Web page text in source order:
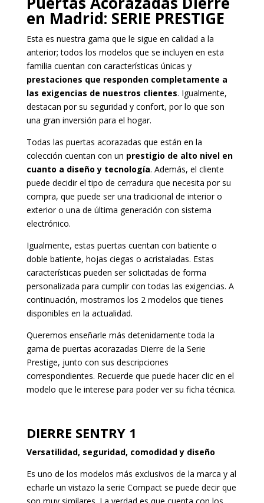
en Madrid: SERIE PRESTIGE
Esta es nuestra gama que le sigue en calidad a la
anterior; todos los modelos que se incluyen en esta
familia cuentan con características únicas y
prestaciones que responden completamente a
las exigencias de nuestros clientes. Igualmente,
destacan por su seguridad y confort, por lo que son
una gran inversión para el hogar.
Todas las puertas acorazadas que están en la
colección cuentan con un prestigio de alto nivel en
cuanto a diseño y tecnología. Además, el cliente
puede decidir el tipo de cerradura que necesita por su
compra, que puede ser una tradicional de interior o
exterior o una de última generación con sistema
electrónico.
Igualmente, estas puertas cuentan con batiente o
doble batiente, hojas ciegas o acristaladas. Estas
características pueden ser solicitadas de forma
personalizada para cumplir con todas las exigencias. A
continuación, mostramos los 2 modelos que tienes
disponibles en la actualidad.
Queremos enseñarle más detenidamente toda la
gama de puertas acorazadas Dierre de la Serie
Prestige, junto con sus descripciones
correspondientes. Recuerde que puede hacer clic en el
modelo que le interese para poder ver su ficha técnica.
DIERRE SENTRY 1
Versatilidad, seguridad, comodidad y diseño
Es uno de los modelos más exclusivos de la marca y al
echarle un vistazo la serie Compact se puede decir que